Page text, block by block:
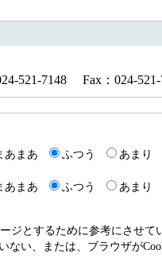
521-7148 Fax：024-
あまあ ふつう あまり
あまあ ふつう あまり
とするために参考にさせて
い、または、ブラウザが